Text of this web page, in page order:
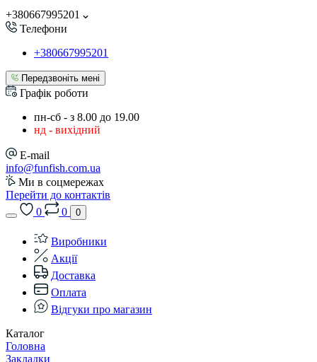
+380667995201
Телефони
+380667995201
Передзвоніть мені
Графік роботи
пн-сб - з 8.00 до 19.00
нд - вихідний
E-mail
info@funfish.com.ua
Ми в соцмережах
Перейти до контактів
0
0 0
Виробники
Акції
Доставка
Оплата
Відгуки про магазин
Каталог
Головна
Закладки